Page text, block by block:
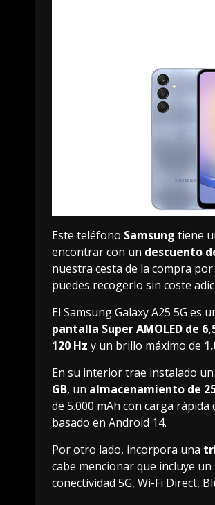
Este teléfono Samsung tiene
encontrar con un descuento
nuestra cesta de la compra
puedes recogerlo sin coste
El Samsung Galaxy A25 5G es
pantalla Super AMOLED de
120 Hz y un brillo máximo de
En su interior trae instalado un
GB, un almacenamiento de
de 5.000 mAh con carga
basado en Android 14.
Por otro lado, incorpora una
cabe mencionar que incluye un
conectividad 5G, Wi-Fi Direct,